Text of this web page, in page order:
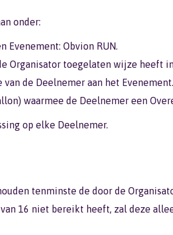
onder:
Evenement: Obvion RUN.
Organisator toegelaten wijze heeft
de Deelnemer aan het Evenement.
waarmee de Deelnemer een
op elke Deelnemer.
tenminste de door de
16 niet bereikt heeft, zal deze